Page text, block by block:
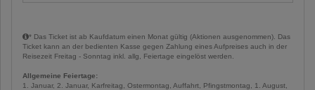
* Das Ticket ist ab Kaufdatum einen Monat gültig (Aktionen ausgenommen). Das
Ticket kann an der bedienten Kasse gegen Zahlung eines Aufpreises auch in der
Reisezeit Freitag - Sonntag inkl. allg, Feiertage eingelöst werden.
Allgemeine Feiertage:
1. Januar, 2. Januar, Karfreitag, Ostermontag, Auffahrt, Pfingstmontag, 1. August,